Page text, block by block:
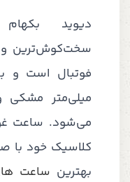
دیوید
سخت‌کوش‌ترین و
میلی‌متر مشکی
کلاسیک خود با
بهترین ساعت